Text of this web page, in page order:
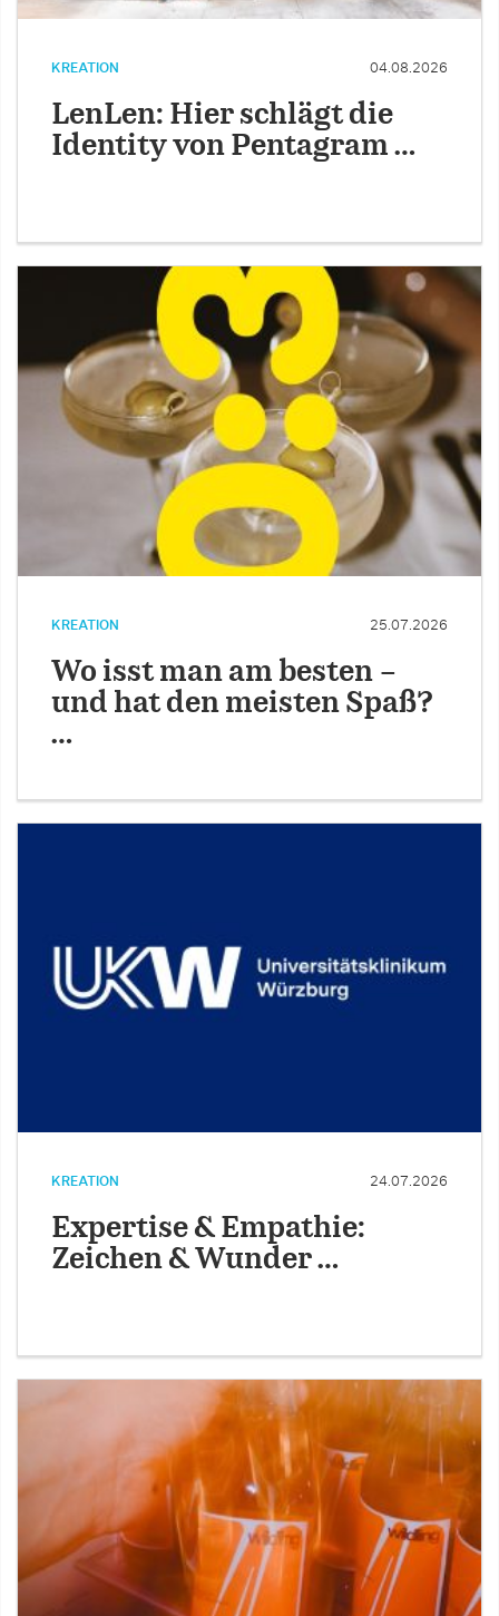
KREATION 04.08.2026
LenLen: Hier schlägt die
Identity von Pentagram …
KREATION 25.07.2026
Wo isst man am besten –
und hat den meisten Spaß?
…
KREATION 24.07.2026
Expertise & Empathie:
Zeichen & Wunder …